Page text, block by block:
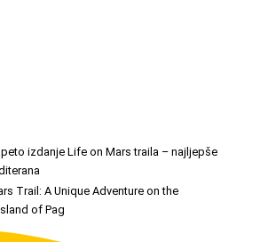
izdanje Life on Mars traila – najljepše
Trail: A Unique Adventure on the
of Pag